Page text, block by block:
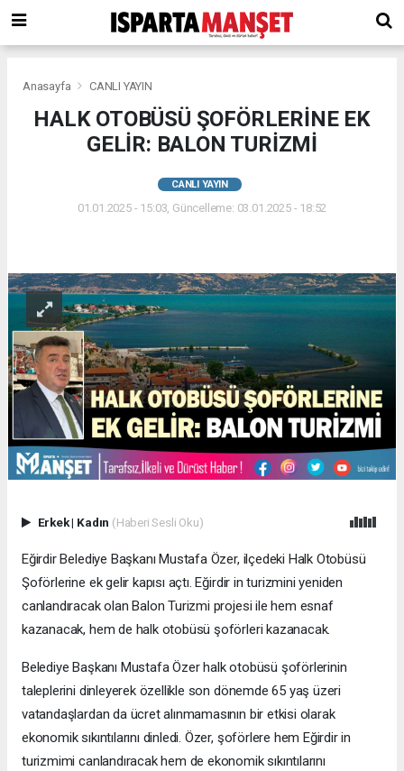
Anasayfa CANLI YAYIN
HALK OTOBÜSÜ ŞOFÖRLERİNE EK
GELİR: BALON TURİZMİ
CANLI YAYIN
01.01.2025 - 15:03, Güncelleme: 03.01.2025 - 18:52
Erkek| Kadın (Haberi Sesli Oku)
Eğirdir Belediye Başkanı Mustafa Özer, ilçedeki Halk Otobüsü
Şoförlerine ek gelir kapısı açtı. Eğirdir in turizmini yeniden
canlandıracak olan Balon Turizmi projesi ile hem esnaf
kazanacak, hem de halk otobüsü şoförleri kazanacak.
Belediye Başkanı Mustafa Özer halk otobüsü şoförlerinin
taleplerini dinleyerek özellikle son dönemde 65 yaş üzeri
vatandaşlardan da ücret alınmamasının bir etkisi olarak
ekonomik sıkıntılarını dinledi. Özer, şoförlere hem Eğirdir in
turizmimi canlandıracak hem de ekonomik sıkıntılarını